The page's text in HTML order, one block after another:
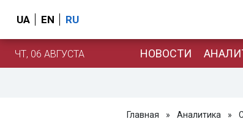
UA EN RU
ЧТ, 06 АВГУСТА НОВОСТИ
Главная » Аналитика »